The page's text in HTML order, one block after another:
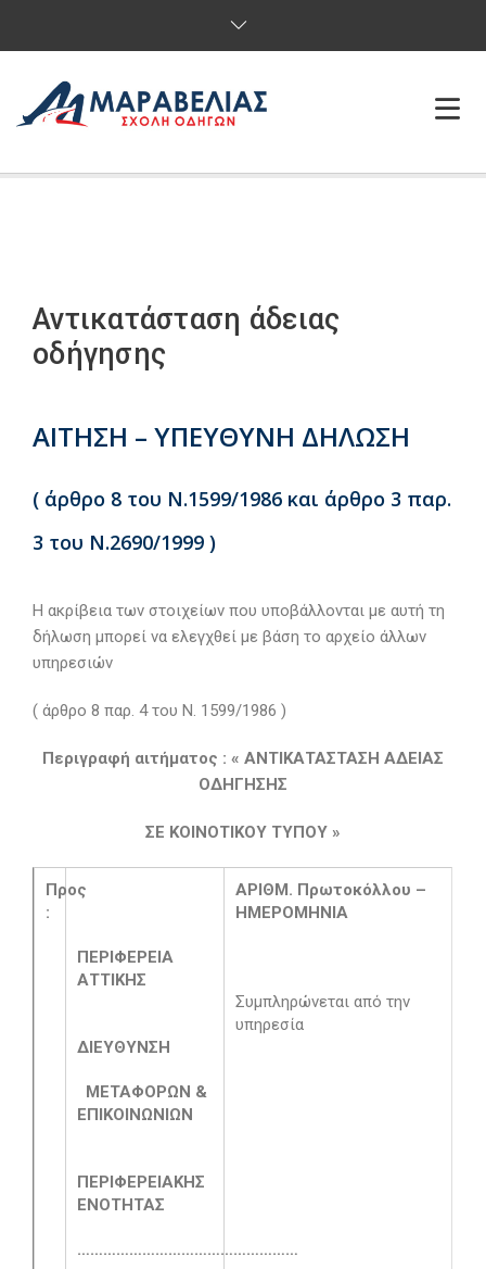
ΥΠΗΡΕΣΙΕΣ
ΕΠΙΚΟΙΝΩΝΙΑ
Αντικατάσταση άδειας
οδήγησης
ΑΙΤΗΣΗ – ΥΠΕΥΘΥΝΗ ΔΗΛΩΣΗ
( άρθρο 8 του Ν.1599/1986 και άρθρο 3 παρ.
3 του Ν.2690/1999 )
Η ακρίβεια των στοιχείων που υποβάλλονται με αυτή τη
δήλωση μπορεί να ελεγχθεί με βάση το αρχείο άλλων
υπηρεσιών
( άρθρο 8 παρ. 4 του Ν. 1599/1986 )
Περιγραφή αιτήματος : « ΑΝΤΙΚΑΤΑΣΤΑΣΗ ΑΔΕΙΑΣ
ΟΔΗΓΗΣΗΣ
ΣΕ ΚΟΙΝΟΤΙΚΟΥ ΤΥΠΟΥ »
Προς
:
ΠΕΡΙΦΕΡΕΙΑ
ΑΤΤΙΚΗΣ
ΔΙΕΥΘΥΝΣΗ
ΜΕΤΑΦΟΡΩΝ &
ΕΠΙΚΟΙΝΩΝΙΩΝ
ΠΕΡΙΦΕΡΕΙΑΚΗΣ
ΕΝΟΤΗΤΑΣ
……………………………………………
ΑΡΙΘΜ. Πρωτοκόλλου –
ΗΜΕΡΟΜΗΝΙΑ
Συμπληρώνεται από την
υπηρεσία